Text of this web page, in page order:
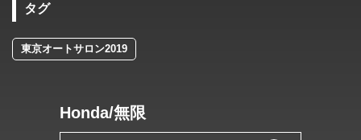
タグ
東京オートサロン2019
Honda/無限